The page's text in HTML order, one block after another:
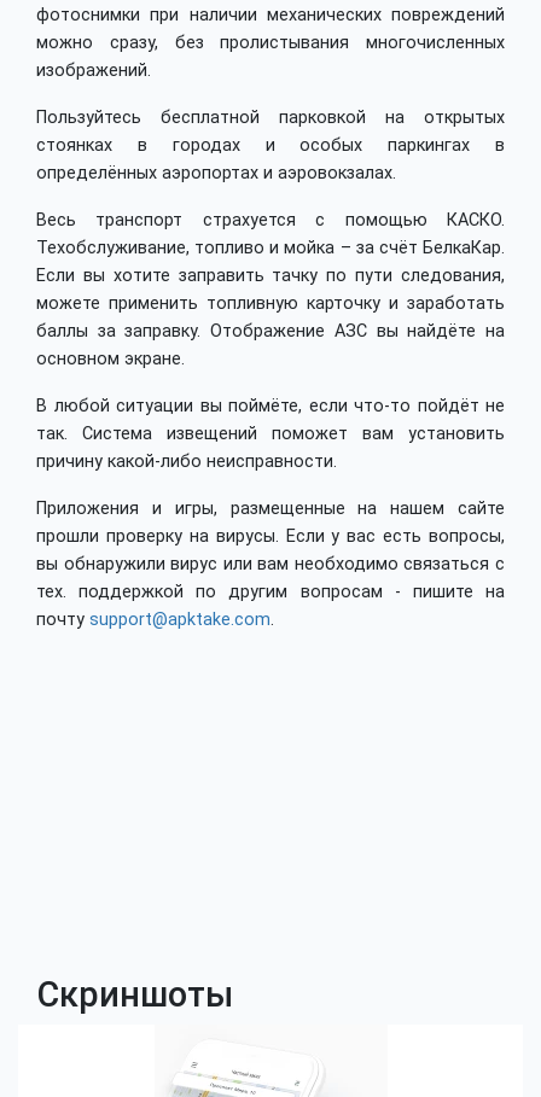
фотоснимки при наличии механических повреждений
можно сразу, без пролистывания многочисленных
изображений.
Пользуйтесь бесплатной парковкой на открытых
стоянках в городах и особых паркингах в
определённых аэропортах и аэровокзалах.
Весь транспорт страхуется с помощью КАСКО.
Техобслуживание, топливо и мойка – за счёт БелкаКар.
Если вы хотите заправить тачку по пути следования,
можете применить топливную карточку и заработать
баллы за заправку. Отображение АЗС вы найдёте на
основном экране.
В любой ситуации вы поймёте, если что-то пойдёт не
так. Система извещений поможет вам установить
причину какой-либо неисправности.
Приложения и игры, размещенные на нашем сайте
прошли проверку на вирусы. Если у вас есть вопросы,
вы обнаружили вирус или вам необходимо связаться с
тех. поддержкой по другим вопросам - пишите на
почту support@apktake.com.
Скриншоты